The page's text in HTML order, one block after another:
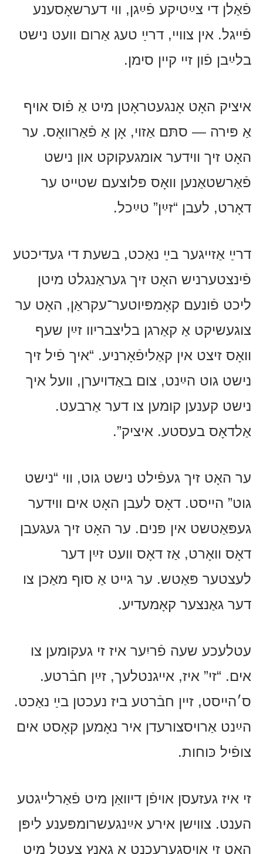
פֿאַלן די צײַטיקע פֿײַגן, ווי דערשאָסענע
פֿייגל. אין צוויי, דרײַ טעג אַרום וועט נישט
בלײַבן פֿון זיי קיין סימן.
איציק האָט אָנגעטראָטן מיט אַ פֿוס אויף
אַ פּירה — סתּם אַזוי, אָן אַ פֿאַרוואָס. ער
האָט זיך ווידער אומגעקוקט און נישט
פֿאַרשטאַנען וואָס פּלוצעם שטייט ער
דאָרט, לעבן “זײַן” טײַכל.
דרײַ אַזייגער בײַ נאַכט, בשעת די געדיכטע
פֿינצטערניש האָט זיך געראַנגלט מיטן
ליכט פֿונעם קאָמפּיוטער־עקראַן, האָט ער
צוגעשיקט אַ קאַרגן בליצבריוו זײַן שעף
וואָס זיצט אין קאַליפֿאָרניע. “איך פֿיל זיך
נישט גוט הײַנט, צום באַדויערן, וועל איך
נישט קענען קומען צו דער אַרבעט.
אַלדאָס בעסטע. איציק”.
ער האָט זיך געפֿילט נישט גוט, ווי “נישט
גוט” הייסט. דאָס לעבן האָט אים ווידער
געפּאַטשט אין פּנים. ער האָט זיך געגעבן
דאָס וואָרט, אַז דאָס וועט זײַן דער
לעצטער פּאַטש. ער גייט אַ סוף מאַכן צו
דער גאַנצער קאָמעדיע.
עטלעכע שעה פֿריִער איז זי געקומען צו
אים. “זי” איז, אייגנטלעך, זײַן חבֿרטע.
ס׳הייסט, זיין חבֿרטע ביז נעכטן בײַ נאַכט.
הײַנט אַרויסצורעדן איר נאָמען קאָסט אים
צופֿיל כּוחות.
זי איז געזעסן אויפֿן דיוואַן מיט פֿאַרלייגטע
הענט. צווישן אירע אײַנגעשרומפּענע ליפּן
האָט זי אויסגערעכנט אַ גאַנץ צעטל מיט